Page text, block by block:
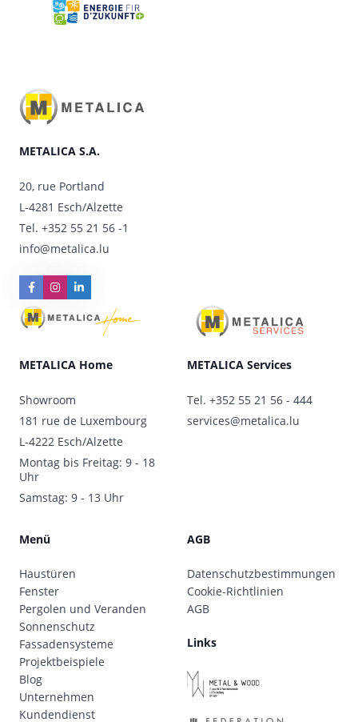
METALICA S.A.
20, rue Portland
L-4281 Esch/Alzette
Tel. +352 55 21 56 -1
info@metalica.lu
METALICA Home
Showroom
181 rue de Luxembourg
L-4222 Esch/Alzette
Montag bis Freitag: 9 - 18
Uhr
Samstag: 9 - 13 Uhr
METALICA Services
Tel. +352 55 21 56 - 444
services@metalica.lu
Menü
Haustüren
Fenster
Pergolen und Veranden
Sonnenschutz
Fassadensysteme
Projektbeispiele
Blog
Unternehmen
Kundendienst
AGB
Datenschutzbestimmungen
Cookie-Richtlinien
AGB
Links